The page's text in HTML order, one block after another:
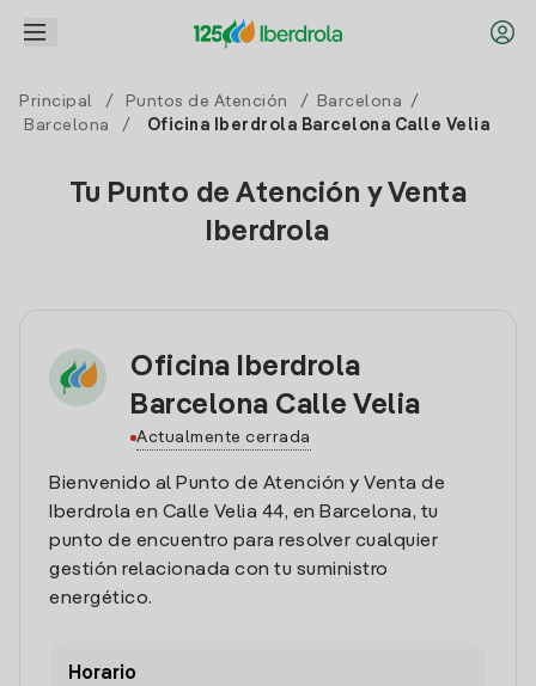
Principal / Puntos de Atención / Barcelona
/
Barcelona
/ Oficina Iberdrola Barcelona Calle Velia
Tu Punto de Atención y Venta
Iberdrola
Oficina Iberdrola
Barcelona Calle Velia
Actualmente cerrada
Bienvenido al Punto de Atención y Venta de
Iberdrola en Calle Velia 44, en Barcelona, tu
punto de encuentro para resolver cualquier
gestión relacionada con tu suministro
energético.
Horario